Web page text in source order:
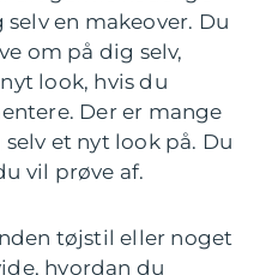
en makeover. Du
om på dig selv,
look, hvis du
Der er mange
et nyt look på. Du
vil prøve af.
tøjstil eller noget
hvordan du